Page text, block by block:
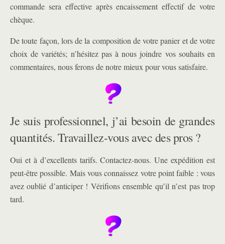
commande sera effective après encaissement effectif de votre
chèque.
De toute façon, lors de la composition de votre panier et de votre
choix de variétés; n’hésitez pas à nous joindre vos souhaits en
commentaires, nous ferons de notre mieux pour vous satisfaire.
Je suis professionnel, j’ai besoin de grandes
quantités. Travaillez-vous avec des pros ?
Oui et à d’excellents tarifs. Contactez-nous. Une expédition est
peut-être possible. Mais vous connaissez votre point faible : vous
avez oublié d’anticiper ! Vérifions ensemble qu’il n’est pas trop
tard.